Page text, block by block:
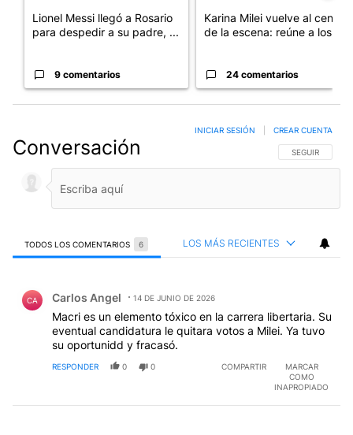
Lionel Messi llegó a Rosario
para despedir a su padre, ...
9 comentarios
Karina Milei vuelve al centro
de la escena: reúne a los...
24 comentarios
Conversación SIGA ESTA
SEGUIR
INICIAR SESIÓN CREAR CUENTA
TODOS LOS COMENTARIOS 6 LOS MÁS RECIENTES
CA Carlos Angel 14 DE JUNIO DE 2026
Macri es un elemento tóxico en la carrera libertaria. Su
eventual candidatura le quitara votos a Milei. Ya tuvo
su oportunidd y fracasó.
RESPONDER 0 0 COMPARTIR
MARCAR
COMO
INAPROPIADO